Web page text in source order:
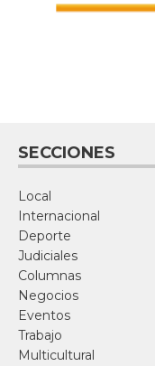
SECCIONES
Local
Internacional
Deporte
Judiciales
Columnas
Negocios
Eventos
Trabajo
Multicultural